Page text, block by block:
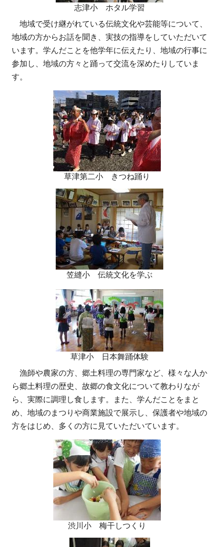
志津小 ホタル学習
地域で受け継がれている伝統文化や芸能等について、
地域の方からお話を聞き、実技の指導をしていただいて
います。学んだことを他学年に伝えたり、地域の行事に
参加し、地域の方々と踊って交流を深めたりしていま
す。
草津第二小 きつね踊り
笠縫小 伝統文化を学ぶ
草津小 日本舞踊体験
漁師や農家の方、郷土料理の専門家など、様々な人か
ら郷土料理の歴史、故郷の食文化について教わりなが
ら、実際に調理し食します。また、学んだことをまと
め、地域のまつりや商業施設で展示し、保護者や地域の
方をはじめ、多くの方に見ていただいています。
渋川小 梅干しつくり